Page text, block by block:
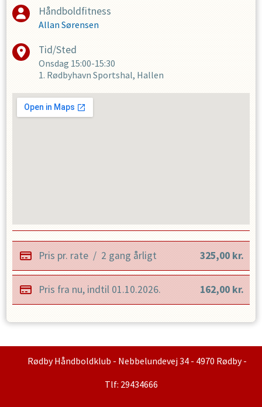
Håndboldfitness
Allan Sørensen
Tid/Sted
Onsdag 15:00-15:30
1. Rødbyhavn Sportshal, Hallen
Pris pr. rate / 2 gang årligt 325,00 kr.
Pris fra nu, indtil 01.10.2026. 162,00 kr.
Rødby Håndboldklub - Nebbelundevej 34 - 4970 Rødby -
Tlf: 29434666